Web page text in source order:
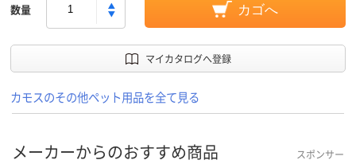
数量 カゴへ
マイカタログへ登録
カモスのその他ペット用品を全て見る
メーカーからのおすすめ商品 スポンサー